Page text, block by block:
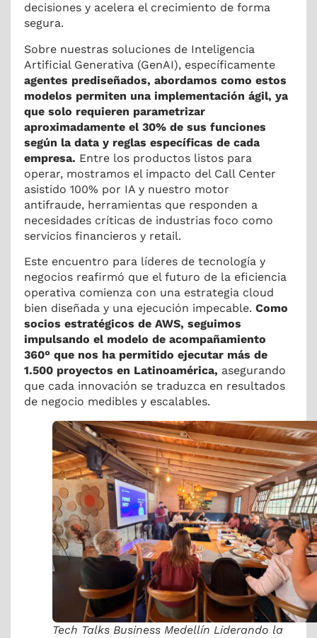
decisiones y acelera el crecimiento de forma
segura.
Sobre nuestras soluciones de Inteligencia
Artificial Generativa (GenAI), específicamente
agentes prediseñados, abordamos como estos
modelos permiten una implementación ágil, ya
que solo requieren parametrizar
aproximadamente el 30% de sus funciones
según la data y reglas específicas de cada
empresa. Entre los productos listos para
operar, mostramos el impacto del Call Center
asistido 100% por IA y nuestro motor
antifraude, herramientas que responden a
necesidades críticas de industrias foco como
servicios financieros y retail.
Este encuentro para líderes de tecnología y
negocios reafirmó que el futuro de la eficiencia
operativa comienza con una estrategia cloud
bien diseñada y una ejecución impecable.Como
socios estratégicos de AWS, seguimos
impulsando el modelo de acompañamiento
360° que nos ha permitido ejecutar más de
1.500 proyectos en Latinoamérica, asegurando
que cada innovación se traduzca en resultados
de negocio medibles y escalables.
Tech Talks Business Medellín Liderando la